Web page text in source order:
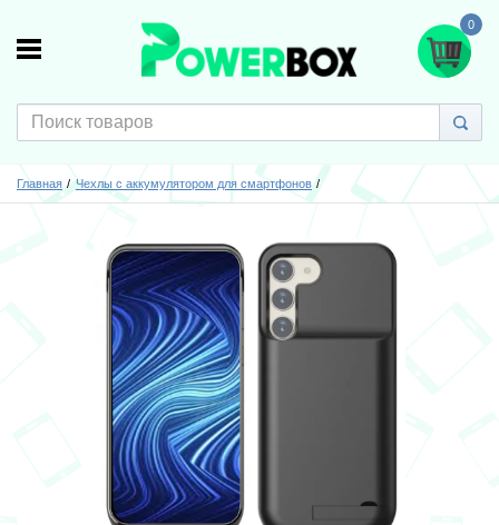
0
Главная Чехлы с аккумулятором для смартфонов